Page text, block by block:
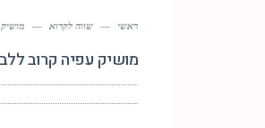
ראשי — שווה לקרוא —
מושיק עפיה קרוב